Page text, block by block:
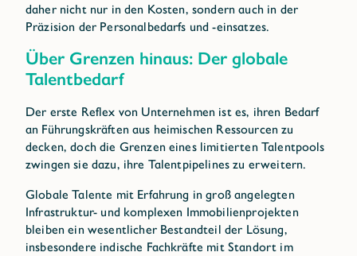
daher nicht nur in den Kosten, sondern auch in der
Präzision der Personalbedarfs und -einsatzes.
Über Grenzen hinaus: Der globale
Talentbedarf
Der erste Reflex von Unternehmen ist es, ihren Bedarf
an Führungskräften aus heimischen Ressourcen zu
decken, doch die Grenzen eines limitierten Talentpools
zwingen sie dazu, ihre Talentpipelines zu erweitern.
Globale Talente mit Erfahrung in groß angelegten
Infrastruktur- und komplexen Immobilienprojekten
bleiben ein wesentlicher Bestandteil der Lösung,
insbesondere indische Fachkräfte mit Standort im